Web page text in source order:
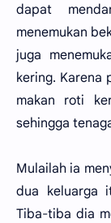
dapat
menemukan
juga
kering. Karena
makan roti
sehingga
Mulailah ia
dua keluarga
Tiba-tiba dia